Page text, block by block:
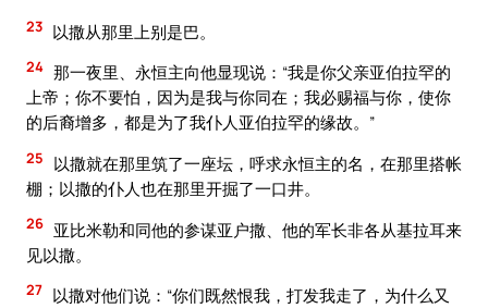
23 以撒从那里上别是巴。
24 那一夜里、永恒主向他显现说：“我是你父亲亚伯拉罕的
上帝；你不要怕，因为是我与你同在；我必赐福与你，使你
的后裔增多，都是为了我仆人亚伯拉罕的缘故。”
25
以撒就在那里筑了一座坛，呼求永恒主的名，在那里搭帐
棚；以撒的仆人也在那里开掘了一口井。
26 亚比米勒和同他的参谋亚户撒、他的军长非各从基拉耳来
见以撒。
27 以撒对他们说：“你们既然恨我，打发我走了，为什么又